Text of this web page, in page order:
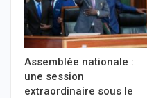
Assemblée nationale :
une session
extraordinaire sous le